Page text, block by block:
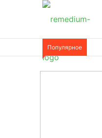
Популярное